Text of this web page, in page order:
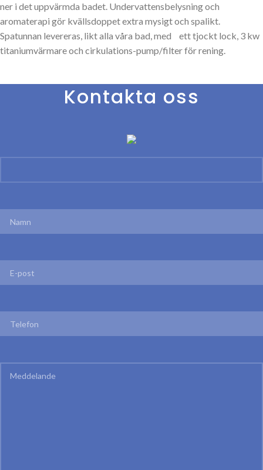
ner i det uppvärmda badet. Undervattensbelysning och
aromaterapi gör kvällsdoppet extra mysigt och spalikt.
Spatunnan levereras, likt alla våra bad, med ett tjockt lock, 3 kw
titaniumvärmare och cirkulations-pump/filter för rening.
Kontakta oss